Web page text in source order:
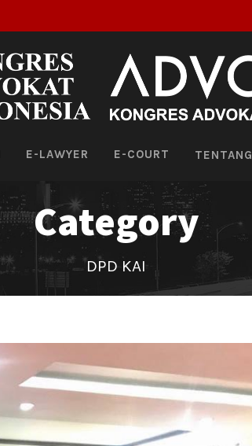
E-LAWYER E-COURT TENTANG
Category
DPD KAI